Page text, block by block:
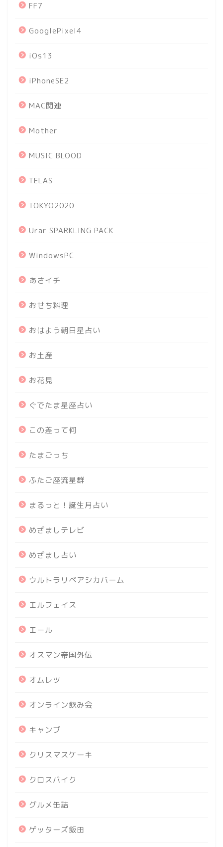
FF7
GooglePixel4
iOs13
iPhoneSE2
MAC関連
Mother
MUSIC BLOOD
TELAS
TOKYO2020
Urar SPARKLING PACK
WindowsPC
あさイチ
おせち料理
おはよう朝日星占い
お土産
お花見
ぐでたま星座占い
この差って何
たまごっち
ふたご座流星群
まるっと！誕生月占い
めざましテレビ
めざまし占い
ウルトラリペアシカバーム
エルフェイス
エール
オスマン帝国外伝
オムレツ
オンライン飲み会
キャンプ
クリスマスケーキ
クロスバイク
グルメ缶詰
ゲッターズ飯田